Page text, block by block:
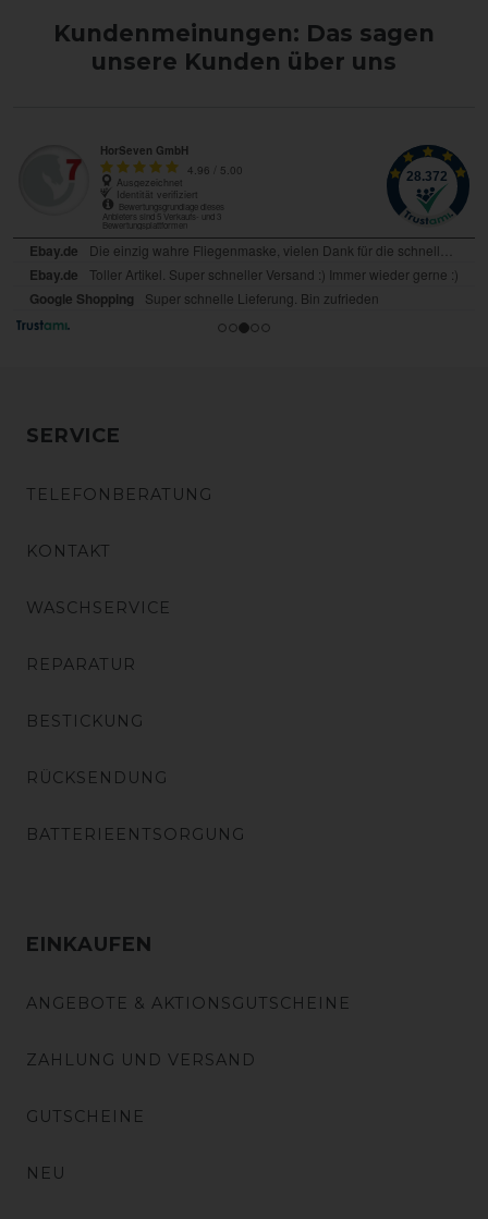
Kundenmeinungen: Das sagen
unsere Kunden über uns
SERVICE
TELEFONBERATUNG
KONTAKT
WASCHSERVICE
REPARATUR
BESTICKUNG
RÜCKSENDUNG
BATTERIEENTSORGUNG
EINKAUFEN
ANGEBOTE & AKTIONSGUTSCHEINE
ZAHLUNG UND VERSAND
GUTSCHEINE
NEU